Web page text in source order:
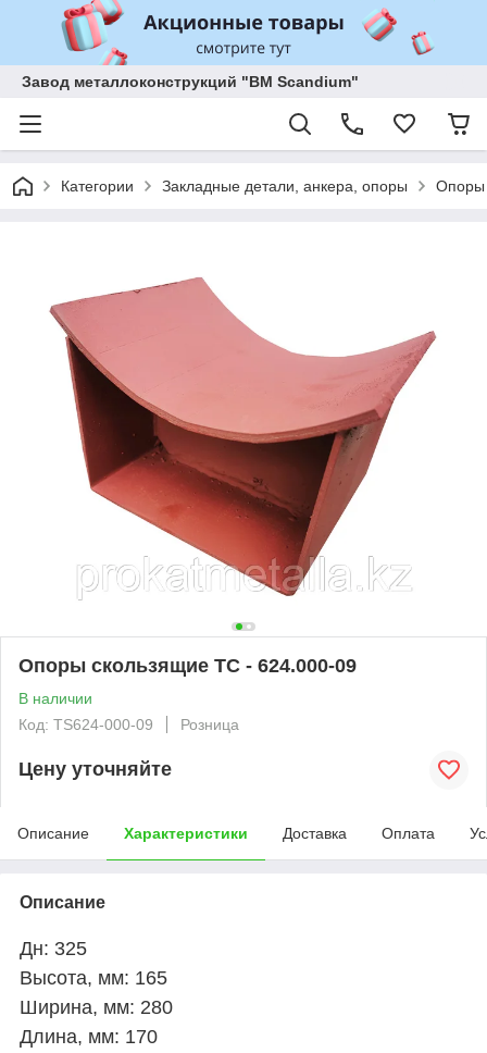
Завод металлоконструкций "BM Scandium"
Категории Закладные детали, анкера, опоры Опоры
Опоры скользящие ТС - 624.000-09
В наличии
Код: TS624-000-09
Розница
Цену уточняйте
Описание Характеристики Доставка Оплата
Описание
Дн: 325
Высота, мм: 165
Ширина, мм: 280
Длина, мм: 170